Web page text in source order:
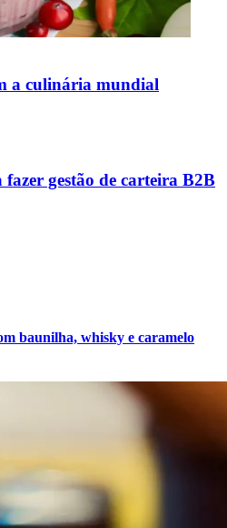
a culinária mundial
gestão de carteira B2B
baunilha, whisky e caramelo